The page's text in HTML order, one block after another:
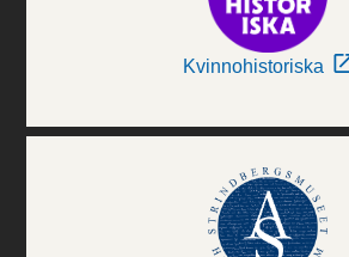
Kvinnohistoriska